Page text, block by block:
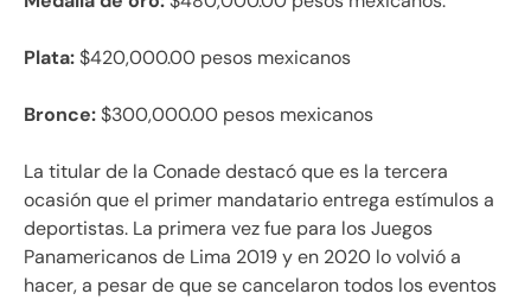
Plata:$420,000.00 pesos mexicanos
Bronce:$300,000.00 pesos mexicanos
La titular de la Conade destacó que es la tercera
ocasión que el primer mandatario entrega estímulos a
deportistas. La primera vez fue para los Juegos
Panamericanos de Lima 2019 y en 2020 lo volvió a
hacer, a pesar de que se cancelaron todos los eventos